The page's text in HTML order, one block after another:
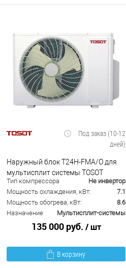
Под заказ (10-12
дней)
Наружный блок T24H-FMA/O для
мультисплит системы TOSOT
Тип компрессора
Не инвертор
Мощность охлаждения, кВт:
7.1
Мощность обогрева, кВт:
8.6
Назначение
Мультисплит-системы
135 000 руб. / шт
В корзину